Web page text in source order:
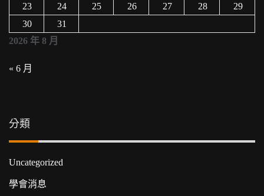
2026 年 8 月
23
24 25 26 27 28
29
30
31
« 6 月
分類
Uncategorized
學會消息